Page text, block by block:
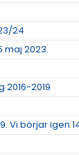
24
maj 2023.
2016-2019
Vi börjar igen